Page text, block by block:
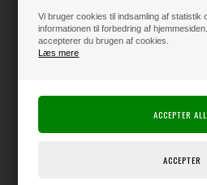
Vi bruger cookies til indsamling af statistik
informationen til forbedring af
accepterer du brugen af cookies.
Læs mere
Varen er på lager
ColorCore